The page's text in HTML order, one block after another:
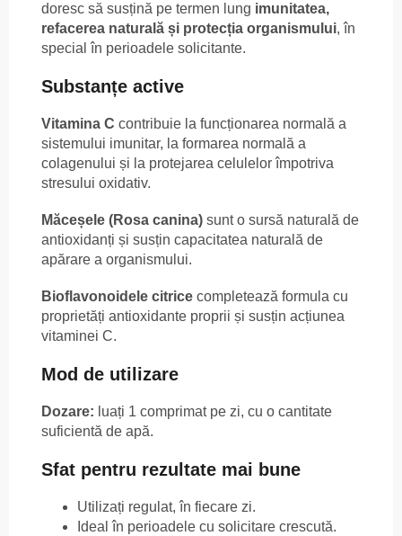
doresc să susțină pe termen lung imunitatea,
refacerea naturală și protecția organismului, în
special în perioadele solicitante.
Substanțe active
Vitamina C contribuie la funcționarea normală a
sistemului imunitar, la formarea normală a
colagenului și la protejarea celulelor împotriva
stresului oxidativ.
Măceșele (Rosa canina) sunt o sursă naturală de
antioxidanți și susțin capacitatea naturală de
apărare a organismului.
Bioflavonoidele citrice completează formula cu
proprietăți antioxidante proprii și susțin acțiunea
vitaminei C.
Mod de utilizare
Dozare: luați 1 comprimat pe zi, cu o cantitate
suficientă de apă.
Sfat pentru rezultate mai bune
Utilizați regulat, în fiecare zi.
Ideal în perioadele cu solicitare crescută.